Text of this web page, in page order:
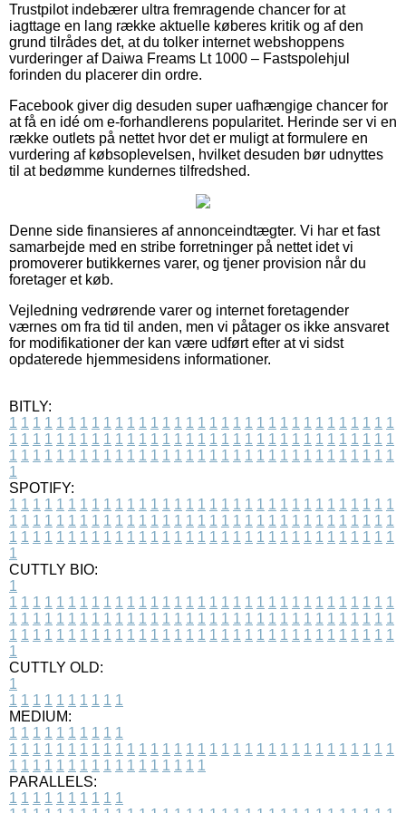
Trustpilot indebærer ultra fremragende chancer for at
iagttage en lang række aktuelle køberes kritik og af den
grund tilrådes det, at du tolker internet webshoppens
vurderinger af Daiwa Freams Lt 1000 – Fastspolehjul
forinden du placerer din ordre.
Facebook giver dig desuden super uafhængige chancer for
at få en idé om e-forhandlerens popularitet. Herinde ser vi en
række outlets på nettet hvor det er muligt at formulere en
vurdering af købsoplevelsen, hvilket desuden bør udnyttes
til at bedømme kundernes tilfredshed.
Denne side finansieres af annonceindtægter. Vi har et fast
samarbejde med en stribe forretninger på nettet idet vi
promoverer butikkernes varer, og tjener provision når du
foretager et køb.
Vejledning vedrørende varer og internet foretagender
værnes om fra tid til anden, men vi påtager os ikke ansvaret
for modifikationer der kan være udført efter at vi sidst
opdaterede hjemmesidens informationer.
BITLY:
1 1 1 1 1 1 1 1 1 1 1 1 1 1 1 1 1 1 1 1 1 1 1 1 1 1 1 1 1 1 1 1 1
1 1 1 1 1 1 1 1 1 1 1 1 1 1 1 1 1 1 1 1 1 1 1 1 1 1 1 1 1 1 1 1 1
1 1 1 1 1 1 1 1 1 1 1 1 1 1 1 1 1 1 1 1 1 1 1 1 1 1 1 1 1 1 1 1 1
1
SPOTIFY:
1 1 1 1 1 1 1 1 1 1 1 1 1 1 1 1 1 1 1 1 1 1 1 1 1 1 1 1 1 1 1 1 1
1 1 1 1 1 1 1 1 1 1 1 1 1 1 1 1 1 1 1 1 1 1 1 1 1 1 1 1 1 1 1 1 1
1 1 1 1 1 1 1 1 1 1 1 1 1 1 1 1 1 1 1 1 1 1 1 1 1 1 1 1 1 1 1 1 1
1
CUTTLY BIO:
1
1 1 1 1 1 1 1 1 1 1 1 1 1 1 1 1 1 1 1 1 1 1 1 1 1 1 1 1 1 1 1 1 1
1 1 1 1 1 1 1 1 1 1 1 1 1 1 1 1 1 1 1 1 1 1 1 1 1 1 1 1 1 1 1 1 1
1 1 1 1 1 1 1 1 1 1 1 1 1 1 1 1 1 1 1 1 1 1 1 1 1 1 1 1 1 1 1 1 1
1
CUTTLY OLD:
1
1 1 1 1 1 1 1 1 1 1
MEDIUM:
1 1 1 1 1 1 1 1 1 1
1 1 1 1 1 1 1 1 1 1 1 1 1 1 1 1 1 1 1 1 1 1 1 1 1 1 1 1 1 1 1 1 1
1 1 1 1 1 1 1 1 1 1 1 1 1 1 1 1 1
PARALLELS:
1 1 1 1 1 1 1 1 1 1